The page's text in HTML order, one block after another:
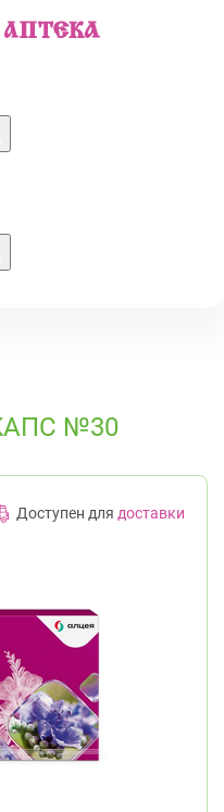
№30
Доступен для доставки